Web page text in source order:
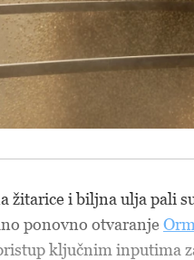
žitarice i biljna ulja pali
ponovno otvaranje
ključnim inputima